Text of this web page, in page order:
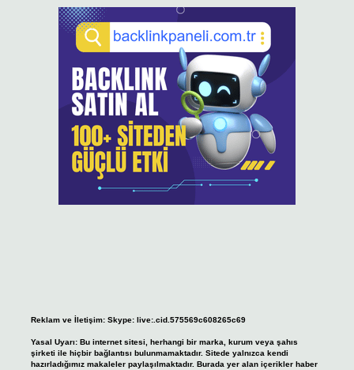
Reklam ve İletişim: Skype: live:.cid.575569c608265c69
Yasal Uyarı: Bu internet sitesi, herhangi bir marka, kurum veya şahıs
şirketi ile hiçbir bağlantısı bulunmamaktadır. Sitede yalnızca kendi
hazırladığımız makaleler paylaşılmaktadır. Burada yer alan içerikler haber